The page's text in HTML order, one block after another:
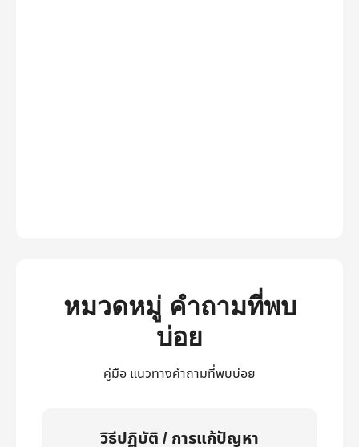
หมวดหมู่ คำถามที่พบ
บ่อย
คู่มือ แนวทางคำถามที่พบบ่อย
วิธีปฏิบัติ / การแก้ปัญหา